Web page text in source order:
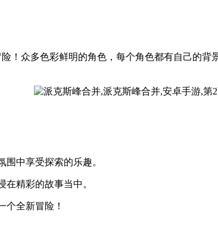
！众多色彩鲜明的角色，每个角色都有自己的
中享受探索的乐趣。
精彩的故事当中。
个全新冒险！